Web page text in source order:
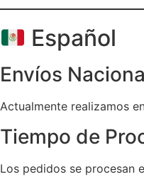
Español
Envíos
Actualmente realizamos
Tiempo de
Los pedidos se procesan